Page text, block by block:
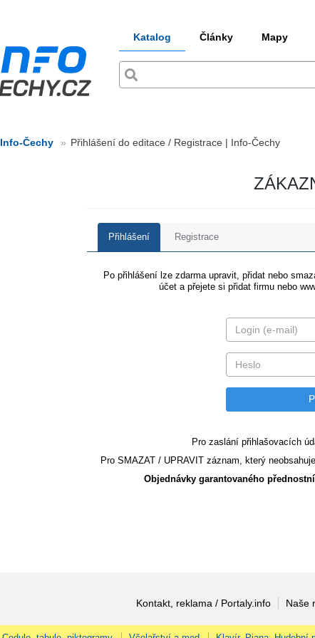
Katalog Články Mapy
Info-Čechy Přihlášení do editace / Registrace | Info-Čechy
Přihlášení Registrace
Po přihlášení lze zdarma upravit, přidat nebo
účet a přejete si přidat firmu nebo
Pro zaslání přihlašovacích
Pro SMAZAT / UPRAVIT záznam, který
Objednávky garantovaného
Kontakt, reklama / Portaly.info Naše